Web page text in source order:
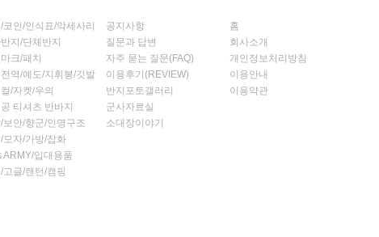
코인/인식표/악세사리
지/단체반지
크/패치
역/예도/지휘봉/깃발
/자켓/우의
티셔츠 반바지
보안/향군/인명구조
모자/가방/잡화
ARMY/입대용품
고글/랜턴/캠핑
공지사항
질문과 답변
자주 묻는 질문(FAQ)
이용후기(REVIEW)
반지포토갤러리
군사자료실
소대장이야기
홈
회사소개
개인정보처리방침
이용안내
이용약관